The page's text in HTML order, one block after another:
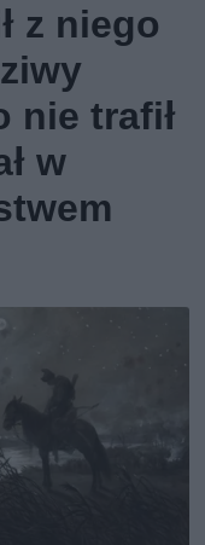
z niego
nie trafił
w